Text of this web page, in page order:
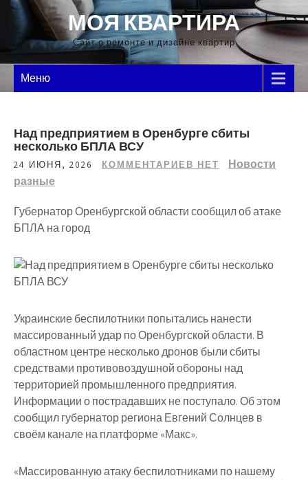
Перейти
содержимому
МОЯ КВАРТИРА
Сайт о ремонте и дизайне квартир
Меню
Над предприятием в Оренбурге сбиты
несколько БПЛА ВСУ
24 ИЮНЯ, 2026 КОММЕНТАРИЕВ НЕТ
Новости
разные
Губернатор Оренбургской области сообщил об атаке
БПЛА на город
Украинские беспилотники попытались нанести
массированный удар по Оренбургской области. В
областном центре несколько дронов были сбиты
средствами противовоздушной обороны над
территорией промышленного предприятия.
Информации о пострадавших не поступало. Об этом
сообщил губернатор региона Евгений Солнцев в
своём канале на платформе «Макс».
«Массированную атаку беспилотниками по нашему